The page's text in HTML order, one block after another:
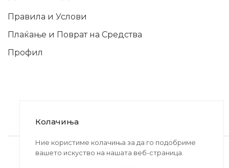
Правила и Услови
Плаќање и Поврат на Средства
Профил
2020-2024 © MB DISKONT. Изработено од
БРАМИТ ДООЕЛ
Колачиња
Ние користиме колачиња за да го подобриме
вашето искуство на нашата веб-страница.